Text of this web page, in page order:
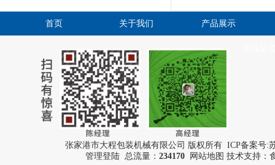
首页 关于我们 产品展示
张家港市大程包装机械有限公司 版权所有 ICP备案号:
管理登陆总流量： 234170 网站地图 技术支持：